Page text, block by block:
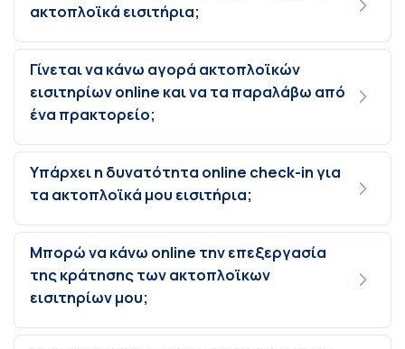
ακτοπλοϊκά εισιτήρια;
Γίνεται να κάνω αγορά ακτοπλοϊκών
εισιτηρίων online και να τα παραλάβω από
ένα πρακτορείο;
Υπάρχει η δυνατότητα online check-in για
τα ακτοπλοϊκά μου εισιτήρια;
Μπορώ να κάνω online την επεξεργασία
της κράτησης των ακτοπλοϊκων
εισιτηρίων μου;